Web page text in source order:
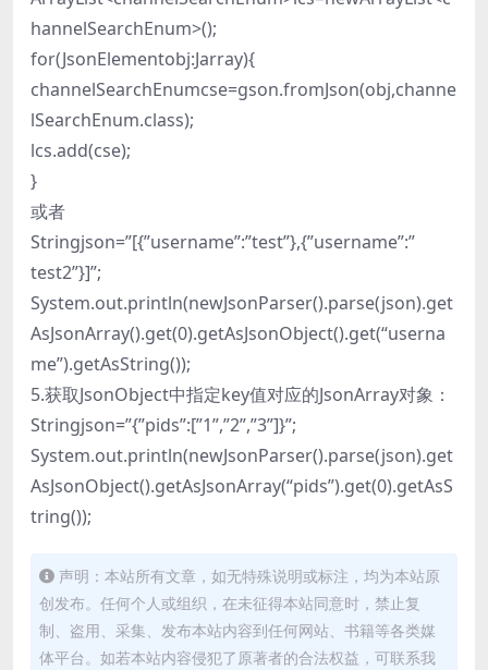
hannelSearchEnum>();
for(JsonElementobj:Jarray){
channelSearchEnumcse=gson.fromJson(obj,channe
lSearchEnum.class);
lcs.add(cse);
}
或者
Stringjson=”[{”username”:”test”},{”username”:”
test2”}]”;
System.out.println(newJsonParser().parse(json).get
AsJsonArray().get(0).getAsJsonObject().get(“userna
me”).getAsString());
5.获取JsonObject中指定key值对应的JsonArray对象：
Stringjson=”{”pids”:[”1”,”2”,”3”]}”;
System.out.println(newJsonParser().parse(json).get
AsJsonObject().getAsJsonArray(“pids”).get(0).getAsS
tring());
声明：本站所有文章，如无特殊说明或标注，均为本站原
创发布。任何个人或组织，在未征得本站同意时，禁止复
制、盗用、采集、发布本站内容到任何网站、书籍等各类媒
体平台。如若本站内容侵犯了原著者的合法权益，可联系我